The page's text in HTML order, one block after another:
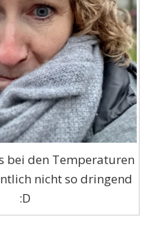
bei den Temperaturen
nicht so dringend
:D